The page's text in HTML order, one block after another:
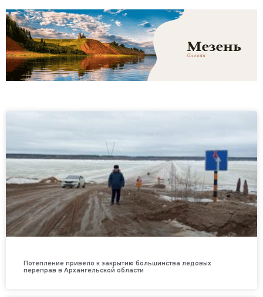
Потепление привело к закрытию большинства ледовых
переправ в Архангельской области